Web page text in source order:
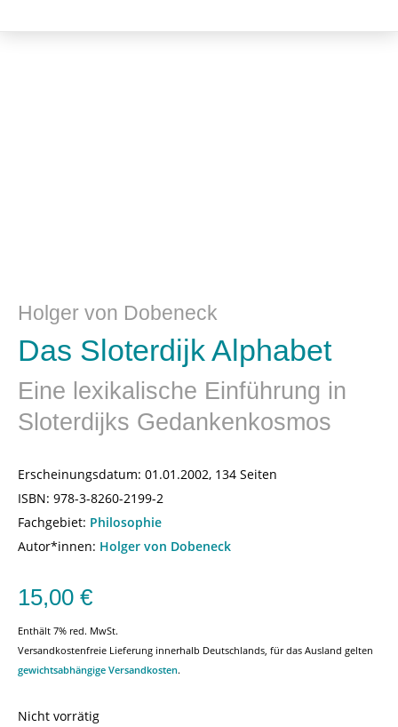
Holger von Dobeneck
Das Sloterdijk Alphabet
Eine lexikalische Einführung in
Sloterdijks Gedankenkosmos
Erscheinungsdatum: 01.01.2002, 134 Seiten
ISBN: 978-3-8260-2199-2
Fachgebiet: Philosophie
Autor*innen: Holger von Dobeneck
15,00 €
Enthält 7% red. MwSt.
Versandkostenfreie Lieferung innerhalb Deutschlands, für das Ausland gelten
gewichtsabhängige Versandkosten.
Nicht vorrätig